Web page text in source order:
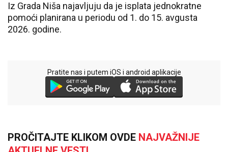
Iz Grada Niša najavljuju da je isplata jednokratne
pomoći planirana u periodu od 1. do 15. avgusta
2026. godine.
Pratite nas i putem iOS i android aplikacije
PROČITAJTE KLIKOM OVDE NAJVAŽNIJE